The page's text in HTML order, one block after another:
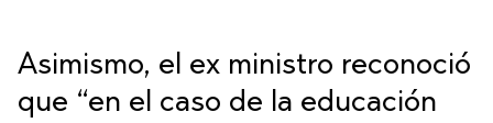
Asimismo, el ex ministro reconoció
que “en el caso de la educación